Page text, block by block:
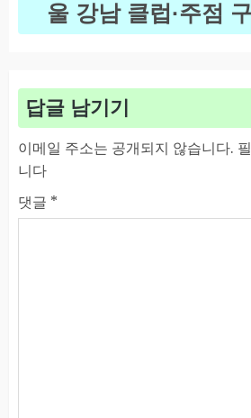
post:울 강남 클럽·주점
답글 남기기
이메일 주소는 공개되지 않습니다.
니다
댓글 *